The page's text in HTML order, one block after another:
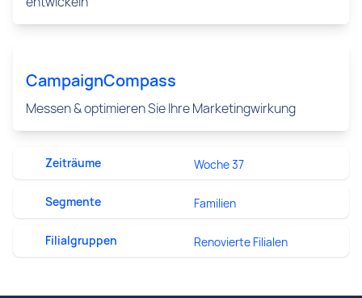
Zeiträume Woche 37
Segmente Familien
Filialgruppen Renovierte Filialen
CampaignCompass
Messen & optimieren Sie Ihre Marketingwirkung